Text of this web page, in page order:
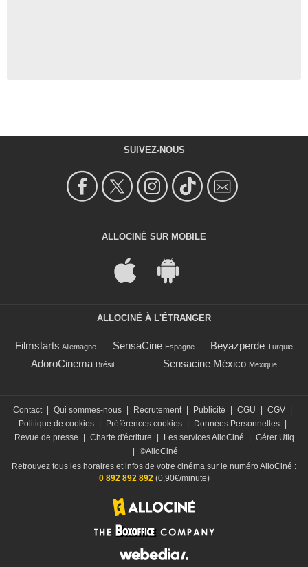
SUIVEZ-NOUS
ALLOCINÉ SUR MOBILE
ALLOCINÉ À L'ÉTRANGER
Filmstarts Allemagne SensaCine Espagne Beyazperde Turquie
AdoroCinema Brésil Sensacine México Mexique
Contact Qui sommes-nous Recrutement Publicité CGU CGV
Politique de cookies
Préférences cookies Données Personnelles
Revue de presse
Charte d'écriture Les services AlloCiné
Gérer Utiq
©AlloCiné
Retrouvez tous les horaires et infos de votre cinéma sur le numéro AlloCiné :
0 892 892 892(0,90€/minute)